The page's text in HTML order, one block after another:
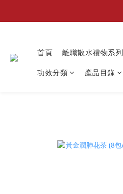
首頁 離職散水禮物系列
功效分類 產品目錄